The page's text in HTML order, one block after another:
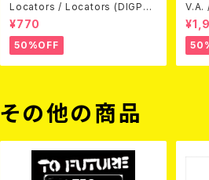
Locators / Locators (DIGPAC
K CD)
¥770
50%OFF
V.A.
その他の商品